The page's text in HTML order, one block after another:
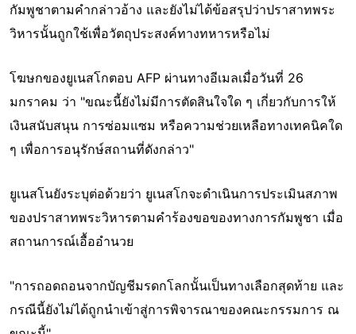
กัมพูชาตามคำกล่าวอ้าง และยังไม่ได้ข้อสรุปว่าปราสาทพระ
วิหารนั้นถูกใช้เพื่อวัตถุประสงค์ทางทหารหรือไม่
โฆษกของยูเนสโกตอบ AFP ผ่านทางอีเมลเมื่อวันที่ 26
มกราคม ว่า "ขณะนี้ยังไม่มีการตัดสินใจใด ๆ เกี่ยวกับการให้
เงินสนับสนุน การซ่อมแซม หรือความช่วยเหลือทางเทคนิคใด
ๆ เพื่อการอนุรักษ์สถานที่ดังกล่าว"
ยูเนสโนยังระบุต่อด้วยว่า ยูเนสโกจะดำเนินการประเมินสภาพ
ของปราสาทพระวิหารตามคำร้องขอของทางการกัมพูชา เมื่อ
สถานการณ์เอื้ออำนวย
"การถอดถอนจากบัญชีมรดกโลกนั้นเป็นทางเลือกสุดท้าย และ
กรณีนี้ยังไม่ได้ถูกนำเข้าสู่การพิจารณาของคณะกรรมการ ณ